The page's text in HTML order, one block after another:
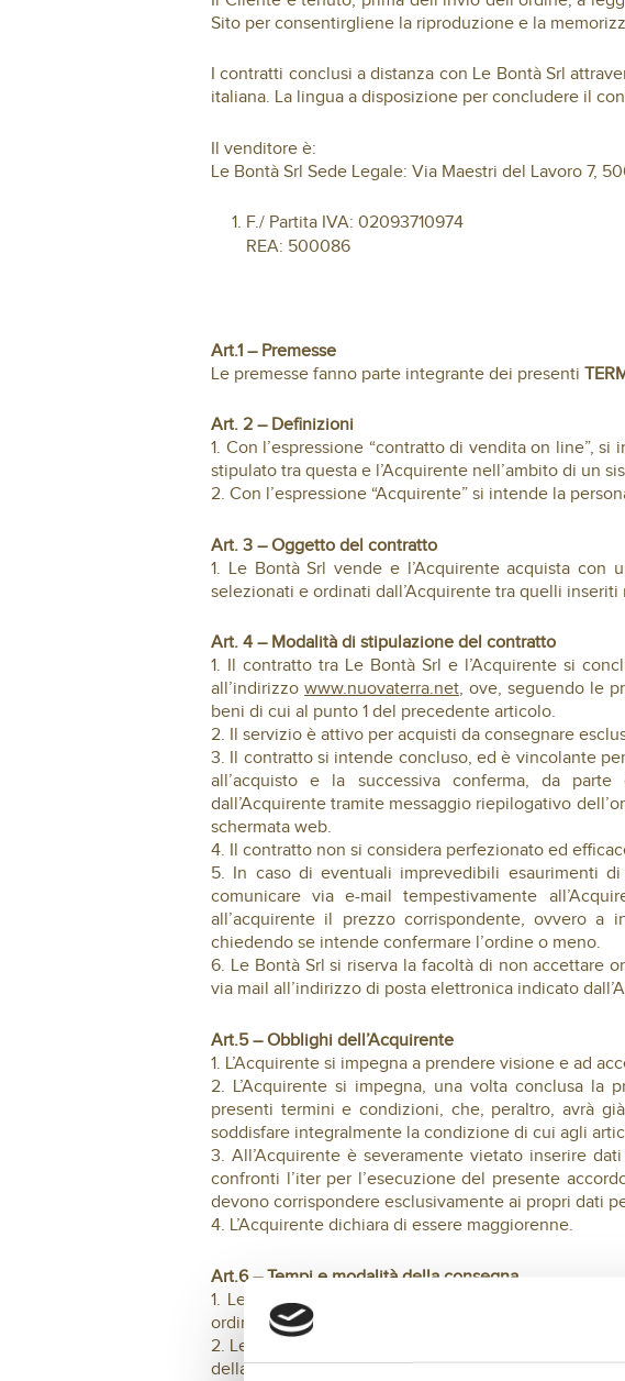
Sito per consentirgliene la riproduzione e la
I contratti conclusi a distanza con Le Bontà Srl
italiana. La lingua a disposizione per concludere il
Il venditore è:
Le Bontà Srl Sede Legale: Via Maestri del Lavoro 7,
F./ Partita IVA: 02093710974
REA: 500086
Art.1 – Premesse
Le premesse fanno parte integrante dei presenti
Art. 2 – Definizioni
1. Con l’espressione “contratto di vendita on line”,
stipulato tra questa e l’Acquirente nell’ambito di un
2. Con l’espressione “Acquirente” si intende la
Art. 3 – Oggetto del contratto
1. Le Bontà Srl vende e l’Acquirente acquista
selezionati e ordinati dall’Acquirente tra quelli
Art. 4 – Modalità di stipulazione del contratto
1. Il contratto tra Le Bontà Srl e l’Acquirente si
all’indirizzo www.nuovaterra.net, ove, seguendo le
beni di cui al punto 1 del precedente articolo.
2. Il servizio è attivo per acquisti da consegnare
3. Il contratto si intende concluso, ed è vincolante
all’acquisto e la successiva conferma, da parte
dall’Acquirente tramite messaggio riepilogativo
schermata web.
4. Il contratto non si considera perfezionato ed
5. In caso di eventuali imprevedibili esaurimenti
comunicare via e-mail tempestivamente
all’acquirente il prezzo corrispondente, ovvero
chiedendo se intende confermare l’ordine o meno.
6. Le Bontà Srl si riserva la facoltà di non accettare
via mail all’indirizzo di posta elettronica indicato
Art.5 – Obblighi dell’Acquirente
1. L’Acquirente si impegna a prendere visione e ad
2. L’Acquirente si impegna, una volta conclusa la
presenti termini e condizioni, che, peraltro, avrà
soddisfare integralmente la condizione di cui agli
3. All’Acquirente è severamente vietato inserire
confronti l’iter per l’esecuzione del presente
devono corrispondere esclusivamente ai propri dati
4. L’Acquirente dichiara di essere maggiorenne.
Art.6 – Tempi e modalità della consegna
1. Le Bontà Srl assume l’onere di consegnare
ordinati dallo stesso.
2. Le consegne avvengono tempestivamente,
della conferma dell’ordine d’acquisto da parte di Le